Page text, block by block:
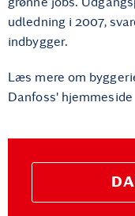
udledning i 2007,
indbygger.
Læs mere om
Danfoss' hjemmeside